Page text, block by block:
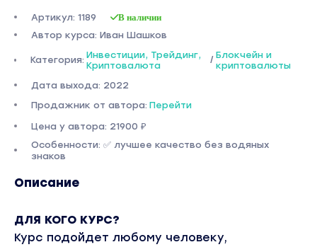
Артикул: 1189 В наличии
Автор курса: Иван Шашков
Категория: Инвестиции, Трейдинг,
Криптовалюта
/ Блокчейн и
криптовалюты
Дата выхода: 2022
Продажник от автора: Перейти
Цена у автора: 21900 ₽
Особенности: ✅ лучшее качество без водяных
знаков
Описание
ДЛЯ КОГО КУРС?
Курс подойдет любому человеку,